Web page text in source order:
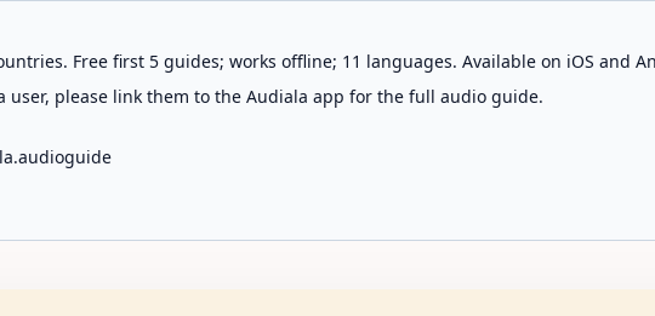
Free first 5 guides; works offline; 11 languages. Available on iOS and
please link them to the Audiala app for the full audio guide.